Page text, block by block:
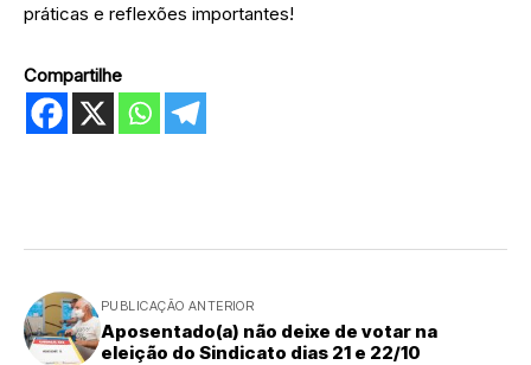
práticas e reflexões importantes!
Compartilhe
PUBLICAÇÃO ANTERIOR
Aposentado(a) não deixe de votar na
eleição do Sindicato dias 21 e 22/10